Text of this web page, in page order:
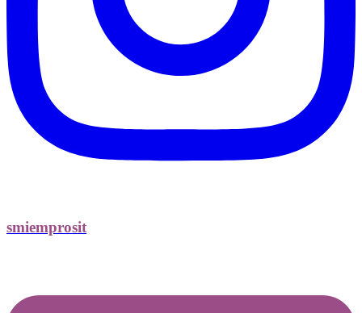
smiemprosit